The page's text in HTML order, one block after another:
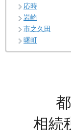
応時
岩崎
市之久田
曙町
相続